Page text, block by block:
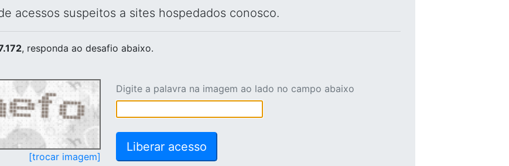
acessos suspeitos a sites hospedados conosco.
, responda ao desafio abaixo.
[trocar imagem]
Digite a palavra na imagem ao lado no campo abaixo